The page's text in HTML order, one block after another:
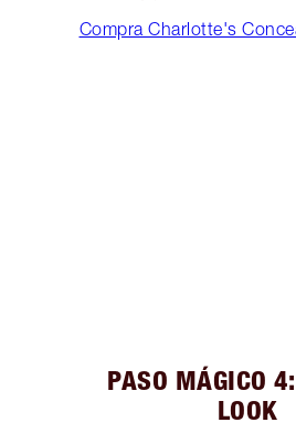
Compra Charlotte's
PASO MÁGICO
LOOK